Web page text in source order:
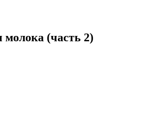
(часть 2)